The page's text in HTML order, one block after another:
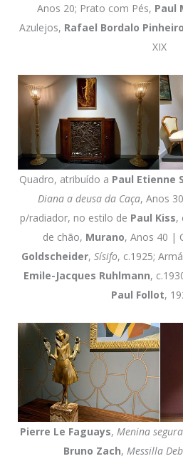
Anos 20; Prato com Pés, Paul
Azulejos, Rafael Bordalo Pinheiro
XIX
Quadro, atribuído a Paul Etienne
Diana a deusa da Caça, Anos
p/radiador, no estilo de Paul Kiss,
de chão, Murano, Anos 40 |
Goldscheider, Sísifo, c.1925;
Emile-Jacques Ruhlmann,
Paul Follot,
Pierre Le Faguays, Menina
Bruno Zach, Messilla